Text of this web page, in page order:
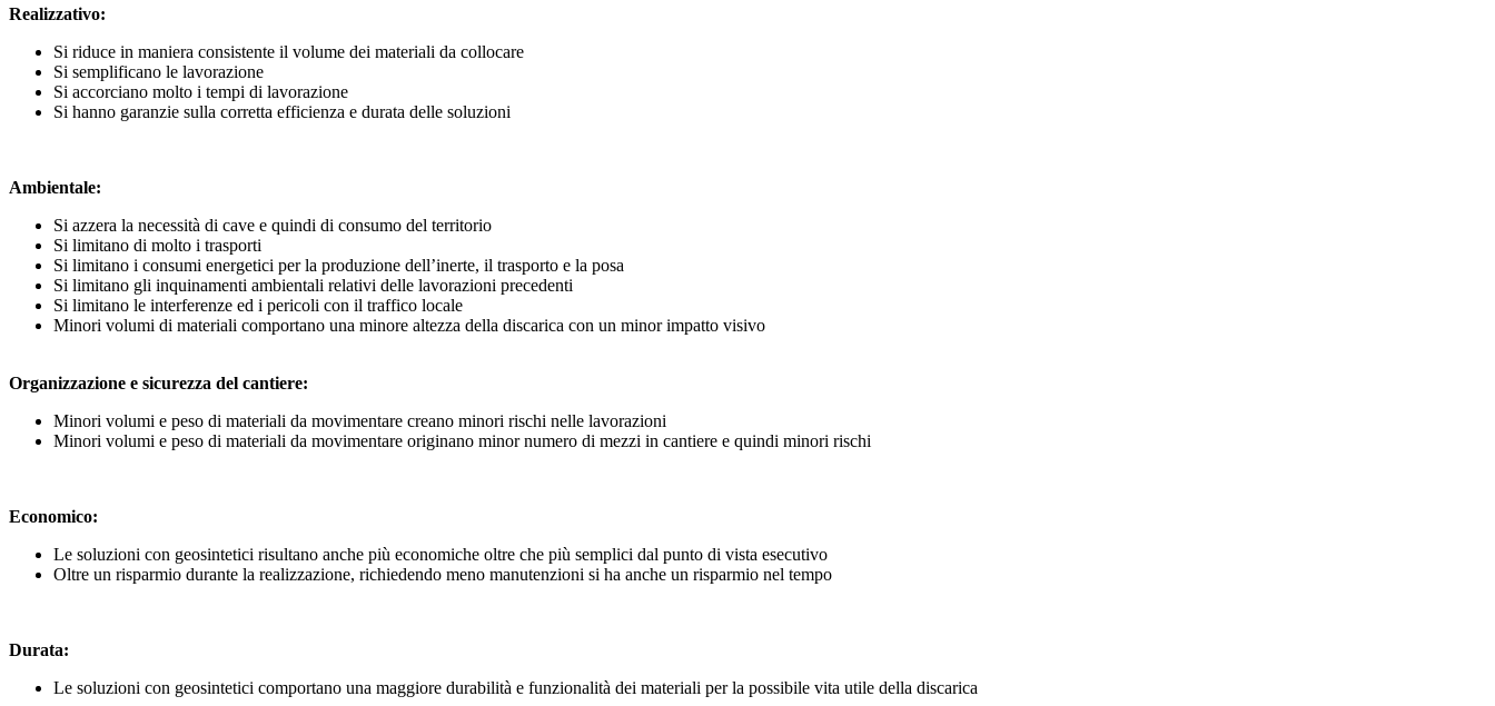
Realizzativo:
Si riduce in maniera consistente il volume dei materiali da collocare
Si semplificano le lavorazione
Si accorciano molto i tempi di lavorazione
Si hanno garanzie sulla corretta efficienza e durata delle soluzioni
Ambientale:
Si azzera la necessità di cave e quindi di consumo del territorio
Si limitano di molto i trasporti
Si limitano i consumi energetici per la produzione dell’inerte, il trasporto e la posa
Si limitano gli inquinamenti ambientali relativi delle lavorazioni precedenti
Si limitano le interferenze ed i pericoli con il traffico locale
Minori volumi di materiali comportano una minore altezza della discarica con un minor impatto visivo
Organizzazione e sicurezza del cantiere:
Minori volumi e peso di materiali da movimentare creano minori rischi nelle lavorazioni
Minori volumi e peso di materiali da movimentare originano minor numero di mezzi in cantiere e quindi minori rischi
Economico:
Le soluzioni con geosintetici risultano anche più economiche oltre che più semplici dal punto di vista esecutivo
Oltre un risparmio durante la realizzazione, richiedendo meno manutenzioni si ha anche un risparmio nel tempo
Durata:
Le soluzioni con geosintetici comportano una maggiore durabilità e funzionalità dei materiali per la possibile vita utile della discarica